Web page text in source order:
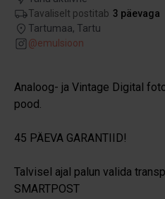
Tavaliselt postitab 3 päevaga
Tartumaa, Tartu
@emulsioon
Analoog- ja Vintage Digital
pood.
45 PÄEVA GARANTIID!
Talvisel ajal palun valida
SMARTPOST